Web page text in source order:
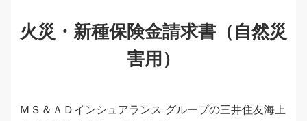
火災・新種保険金請求書（自然災
害用）
ＭＳ＆ＡＤインシュアランス グループの三井住友海上